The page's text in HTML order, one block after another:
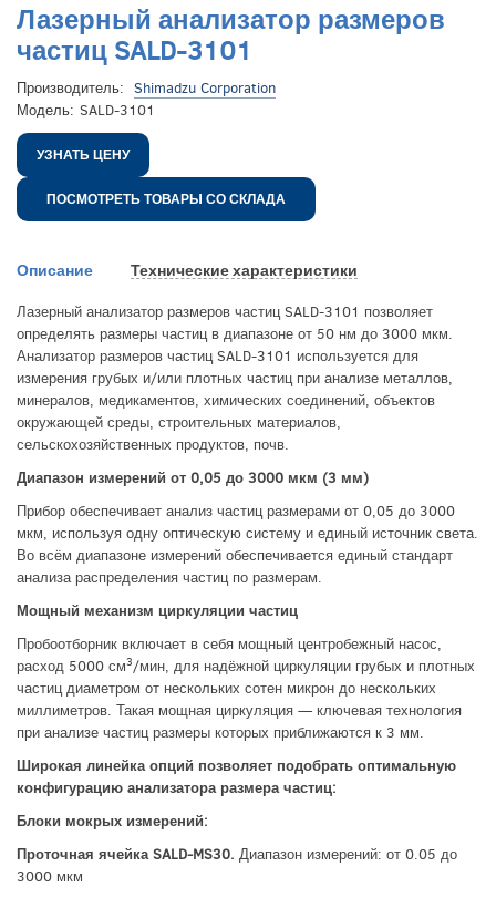
Лазерный анализатор размеров
частиц SALD-3101
Производитель: Shimadzu Corporation
Модель: SALD-3101
УЗНАТЬ ЦЕНУ
ПОСМОТРЕТЬ ТОВАРЫ СО СКЛАДА
Описание Технические характеристики
Лазерный анализатор размеров частиц SALD-3101 позволяет
определять размеры частиц в диапазоне от 50 нм до 3000 мкм.
Анализатор размеров частиц SALD-3101 используется для
измерения грубых и/или плотных частиц при анализе металлов,
минералов, медикаментов, химических соединений, объектов
окружающей среды, строительных материалов,
сельскохозяйственных продуктов, почв.
Диапазон измерений от 0,05 до 3000 мкм (3 мм)
Прибор обеспечивает анализ частиц размерами от 0,05 до 3000
мкм, используя одну оптическую систему и единый источник света.
Во всём диапазоне измерений обеспечивается единый стандарт
анализа распределения частиц по размерам.
Мощный механизм циркуляции частиц
Пробоотборник включает в себя мощный центробежный насос,
расход 5000 см3/мин, для надёжной циркуляции грубых и плотных
частиц диаметром от нескольких сотен микрон до нескольких
миллиметров. Такая мощная циркуляция — ключевая технология
при анализе частиц размеры которых приближаются к 3 мм.
Широкая линейка опций позволяет подобрать оптимальную
конфигурацию анализатора размера частиц:
Блоки мокрых измерений:
Проточная ячейка SALD-MS30. Диапазон измерений: от 0.05 до
3000 мкм